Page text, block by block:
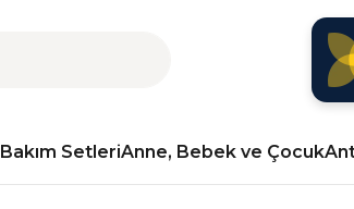
Bakım SetleriAnne, Bebek ve Çocuk